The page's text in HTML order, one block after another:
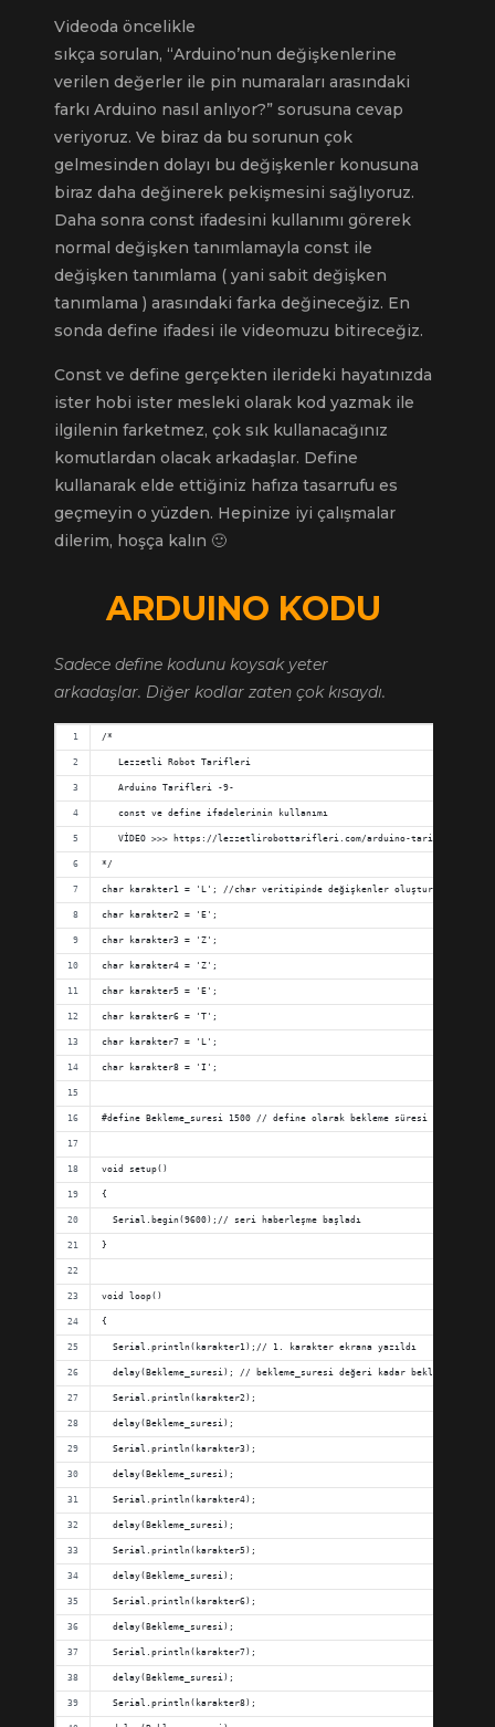
Videoda öncelikle
sıkça sorulan, “Arduino’nun değişkenlerine
verilen değerler ile pin numaraları arasındaki
farkı Arduino nasıl anlıyor?” sorusuna cevap
veriyoruz. Ve biraz da bu sorunun çok
gelmesinden dolayı bu değişkenler konusuna
biraz daha değinerek pekişmesini sağlıyoruz.
Daha sonra const ifadesini kullanımı görerek
normal değişken tanımlamayla const ile
değişken tanımlama ( yani sabit değişken
tanımlama ) arasındaki farka değineceğiz. En
sonda define ifadesi ile videomuzu bitireceğiz.
Const ve define gerçekten ilerideki hayatınızda
ister hobi ister mesleki olarak kod yazmak ile
ilgilenin farketmez, çok sık kullanacağınız
komutlardan olacak arkadaşlar. Define
kullanarak elde ettiğiniz hafıza tasarrufu es
geçmeyin o yüzden. Hepinize iyi çalışmalar
dilerim, hoşça kalın 🙂
ARDUINO KODU
Sadece define kodunu koysak yeter
arkadaşlar. Diğer kodlar zaten çok kısaydı.
/*
   Lezzetli Robot Tarifleri
   Arduino Tarifleri -9-
   const ve define ifadelerinin kullanımı
VİDEO >>> https://lezzetlirobottarifleri.com/arduino-tarifleri-9-
*/
char karakter1 = 'L'; //char veritipinde değişkenler oluşturduk ve
char karakter2 = 'E';
char karakter3 = 'Z';
char karakter4 = 'Z';
char karakter5 = 'E';
char karakter6 = 'T';
char karakter7 = 'L';
char karakter8 = 'I';
#define Bekleme_suresi 1500 // define olarak bekleme süresi atandı.
void setup()
{
  Serial.begin(9600);// seri haberleşme başladı
}
void loop()
{
  Serial.println(karakter1);// 1. karakter ekrana yazıldı
delay(Bekleme_suresi); // bekleme_suresi değeri kadar bekledi, kodun
  Serial.println(karakter2);
  delay(Bekleme_suresi);
  Serial.println(karakter3);
  delay(Bekleme_suresi);
  Serial.println(karakter4);
  delay(Bekleme_suresi);
  Serial.println(karakter5);
  delay(Bekleme_suresi);
  Serial.println(karakter6);
  delay(Bekleme_suresi);
  Serial.println(karakter7);
  delay(Bekleme_suresi);
  Serial.println(karakter8);